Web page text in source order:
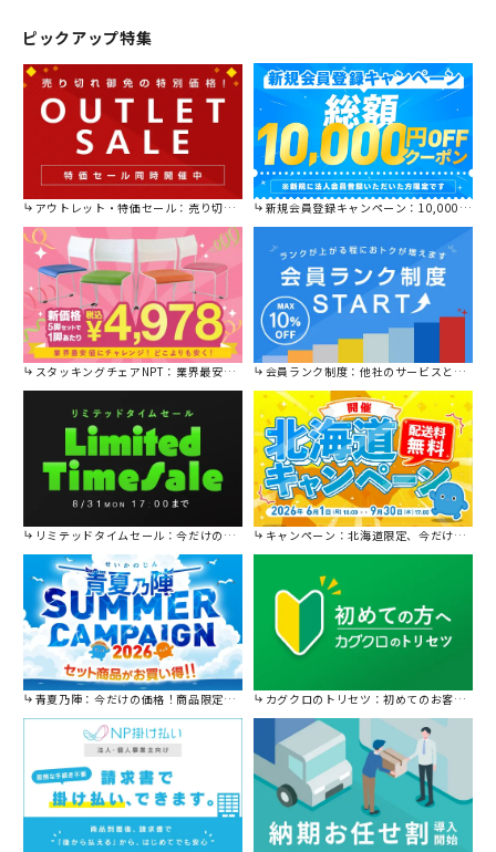
ピックアップ特集
アウトレット・特価セール：売り切れ御免の特別価格！ 新規会員登録キャンペーン：10,000円OFFクーポン進呈中！
スタッキングチェアNPT：業界最安値に挑戦！ 会員ランク制度：他社のサービスと比較してください。
リミテッドタイムセール：今だけの限定セール。 キャンペーン：北海道限定、今だけ送料無料！
青夏乃陣：今だけの価格！商品限定セール開催中です。 カグクロのトリセツ：初めてのお客様はこちら。